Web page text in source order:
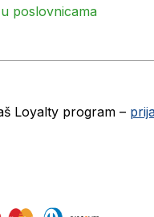
poslovnicama
Loyalty program –